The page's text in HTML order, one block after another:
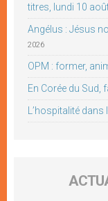
titres, lundi 10
Angélus : Jésus
2026
OPM : former,
En Corée du Sud,
L’hospitalité dans